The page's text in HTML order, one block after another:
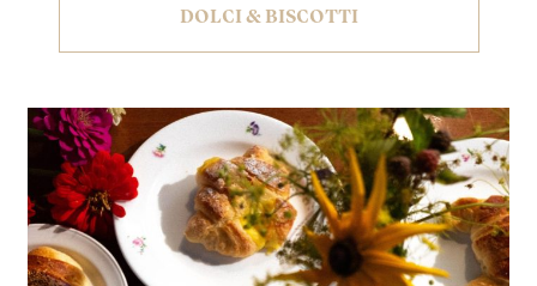
DOLCI & BISCOTTI